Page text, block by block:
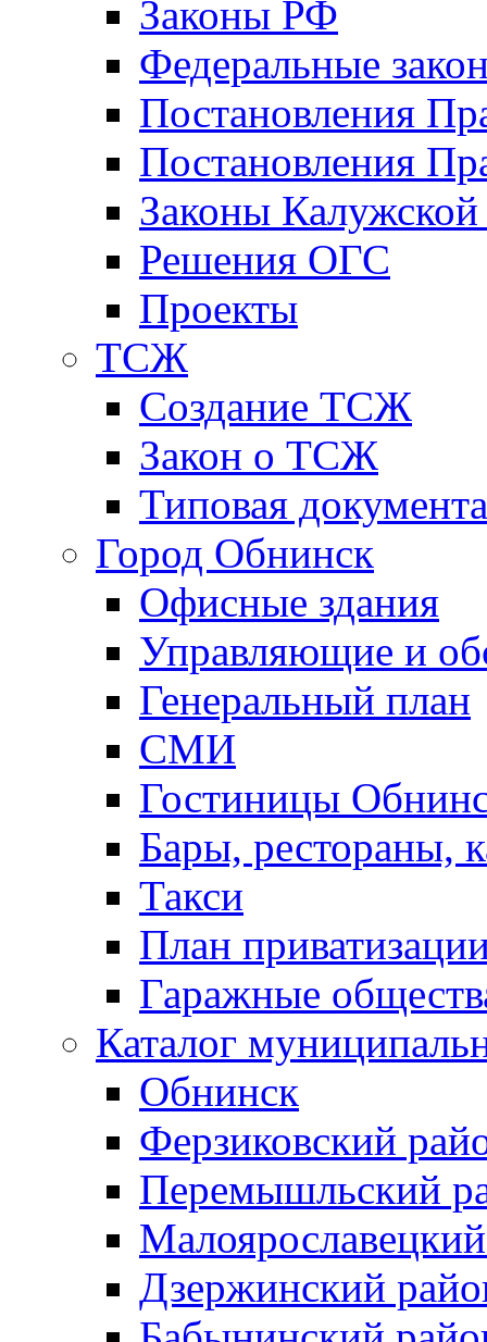
Законы РФ
Федеральные
Постановления
Постановления
Законы Калужской
Решения ОГС
Проекты
ТСЖ
Создание ТСЖ
Закон о ТСЖ
Типовая
Город Обнинск
Офисные здания
Управляющие и
Генеральный план
СМИ
Гостиницы
Бары, рестораны,
Такси
План
Гаражные
Каталог
Обнинск
Ферзиковский
Перемышльский
Дзержинский